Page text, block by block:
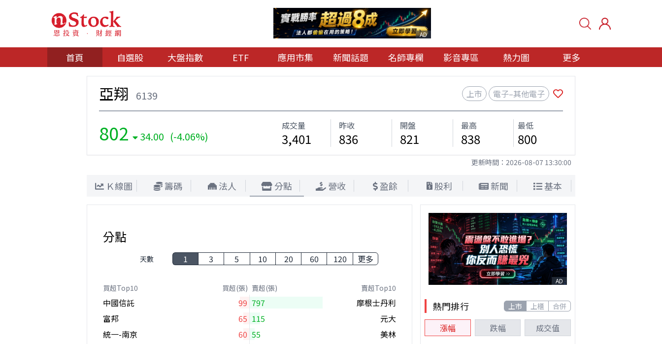
AD
首頁 自選股 大盤指數 ETF 應用市集 新聞話題 名師專欄 影音專區 熱力圖 更多
亞翔 6139 上市 電子–其他電子
802 34.00 (-4.06%)
成交量
3,401
昨收
836
開盤
821
最高
838
最低
800
更新時間： 2026-08-07 13:30:00
Ｋ線圖 籌碼 法人 分點 營收 盈餘 股利 新聞 基本
分點
天數 1 3 5 10 20 60 120 更多
買超Top10 買超(張) 賣超(張) 賣超Top10
中國信託 99 797
摩根士丹利
富邦
65 115
元大
統一-南京
60 55
美林
AD
熱門排行 上市 上櫃 合併
漲幅 跌幅 成交值